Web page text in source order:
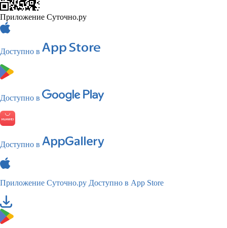
Приложение Суточно.ру
Доступно в
Доступно в
Доступно в
Приложение Суточно.ру Доступно в App Store